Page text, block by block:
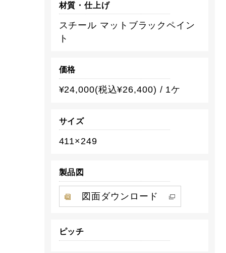
材質・仕上げ
スチール マットブラックペイン
ト
価格
¥24,000(税込¥26,400) / 1ケ
サイズ
411×249
製品図
図面ダウンロード
ピッチ